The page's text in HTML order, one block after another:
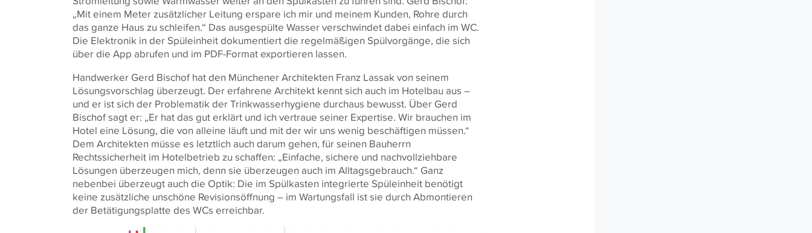
„Mit einem Meter zusätzlicher Leitung erspare ich mir und meinem Kunden, Rohre durch
das ganze Haus zu schleifen.“ Das ausgespülte Wasser verschwindet dabei einfach im WC.
Die Elektronik in der Spüleinheit dokumentiert die regelmäßigen Spülvorgänge, die sich
über die App abrufen und im PDF-Format exportieren lassen.
Handwerker Gerd Bischof hat den Münchener Architekten Franz Lassak von seinem
Lösungsvorschlag überzeugt. Der erfahrene Architekt kennt sich auch im Hotelbau aus –
und er ist sich der Problematik der Trinkwasserhygiene durchaus bewusst. Über Gerd
Bischof sagt er: „Er hat das gut erklärt und ich vertraue seiner Expertise. Wir brauchen im
Hotel eine Lösung, die von alleine läuft und mit der wir uns wenig beschäftigen müssen.“
Dem Architekten müsse es letztlich auch darum gehen, für seinen Bauherrn
Rechtssicherheit im Hotelbetrieb zu schaffen: „Einfache, sichere und nachvollziehbare
Lösungen überzeugen mich, denn sie überzeugen auch im Alltagsgebrauch.“ Ganz
nebenbei überzeugt auch die Optik: Die im Spülkasten integrierte Spüleinheit benötigt
keine zusätzliche unschöne Revisionsöffnung – im Wartungsfall ist sie durch Abmontieren
der Betätigungsplatte des WCs erreichbar.